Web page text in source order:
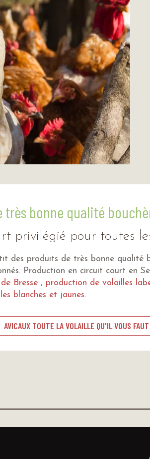
très bonne qualité
privilégié pour toutes
des produits de très bonne qualité
Production en circuit court en
Bresse , production de volailles
blanches et jaunes.
AVICAUX TOUTE LA VOLAILLE QU'IL VOUS